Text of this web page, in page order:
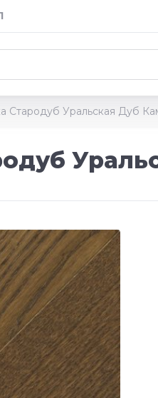
Стародуб Уральская Дуб